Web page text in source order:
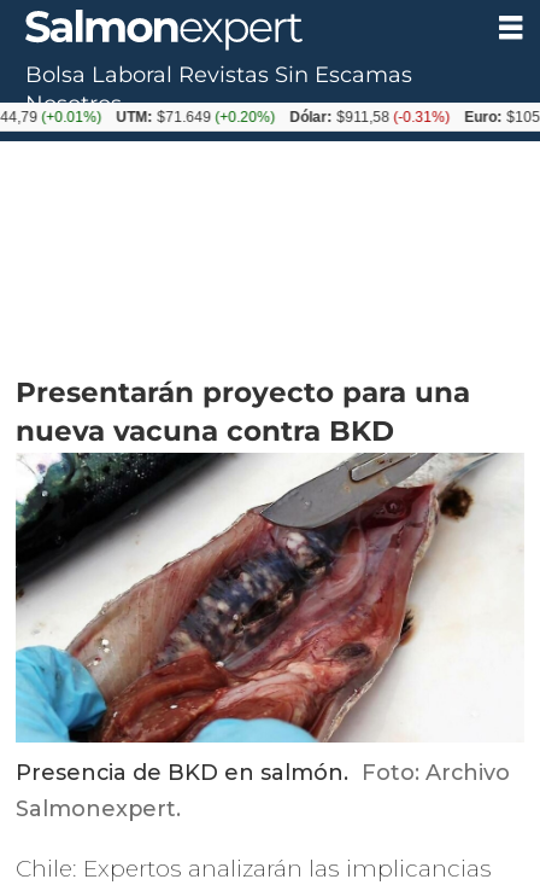
Presentarán proyecto para una
nueva vacuna contra BKD
Presencia de BKD en salmón. Foto: Archivo
Salmonexpert.
Chile: Expertos analizarán las implicancias
Bolsa Laboral Revistas Sin Escamas
Nosotros
UTM: $71.649(+0.20%) Dólar: $911,58(-0.31%) Euro: $1053,36(-